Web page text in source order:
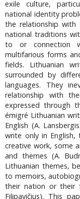
exile culture,
national identity
the relationship
national traditions
to or connection
multifarious forms
fields. Lithuanian
surrounded by
languages. They
relationship with
expressed through
émigré Lithuanian
English (A.
write only in
creative work, some
and themes (A.
Lithuanian themes,
to memoirs,
their nation or their
Filipavičius). This